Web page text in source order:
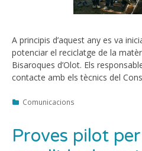
A principis d’aquest any es va
potenciar el reciclatge de la
Bisaroques d’Olot. Els
contacte amb els tècnics del
Categories
Comunicacions
Proves pilot